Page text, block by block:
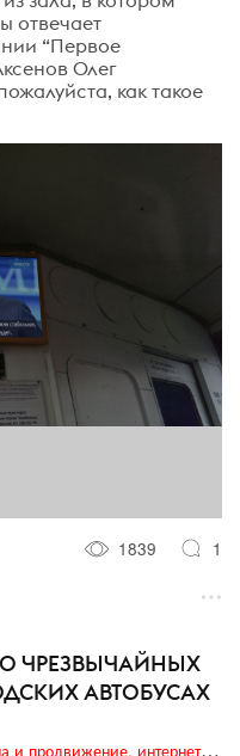
отвечает
“Первое
Олег
как такое
1839 1
ЧРЕЗВЫЧАЙНЫХ
АВТОБУСАХ
Digital (web-дизайн, интернет-реклама и продвижение, интернет-сообщества и блоги, интернет-коммуникации, мобильный маркетинг, реклама на цифровых экранах)